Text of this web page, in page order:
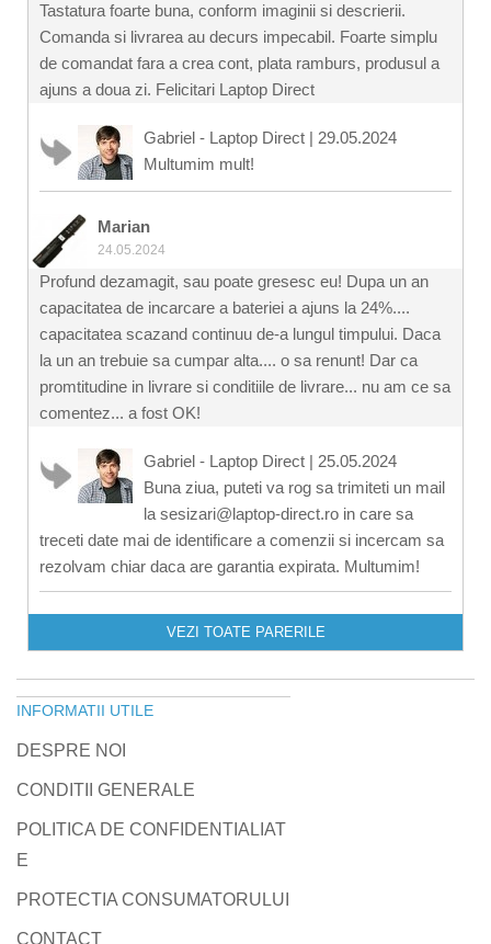
Tastatura foarte buna, conform imaginii si descrierii.
Comanda si livrarea au decurs impecabil. Foarte simplu
de comandat fara a crea cont, plata ramburs, produsul a
ajuns a doua zi. Felicitari Laptop Direct
Gabriel - Laptop Direct | 29.05.2024
Multumim mult!
Marian
24.05.2024
Profund dezamagit, sau poate gresesc eu! Dupa un an
capacitatea de incarcare a bateriei a ajuns la 24%....
capacitatea scazand continuu de-a lungul timpului. Daca
la un an trebuie sa cumpar alta.... o sa renunt! Dar ca
promtitudine in livrare si conditiile de livrare... nu am ce sa
comentez... a fost OK!
Gabriel - Laptop Direct | 25.05.2024
Buna ziua, puteti va rog sa trimiteti un mail
la sesizari@laptop-direct.ro in care sa
treceti date mai de identificare a comenzii si incercam sa
rezolvam chiar daca are garantia expirata. Multumim!
VEZI TOATE PARERILE
INFORMATII UTILE
DESPRE NOI
CONDITII GENERALE
POLITICA DE CONFIDENTIALIAT
E
PROTECTIA CONSUMATORULUI
CONTACT